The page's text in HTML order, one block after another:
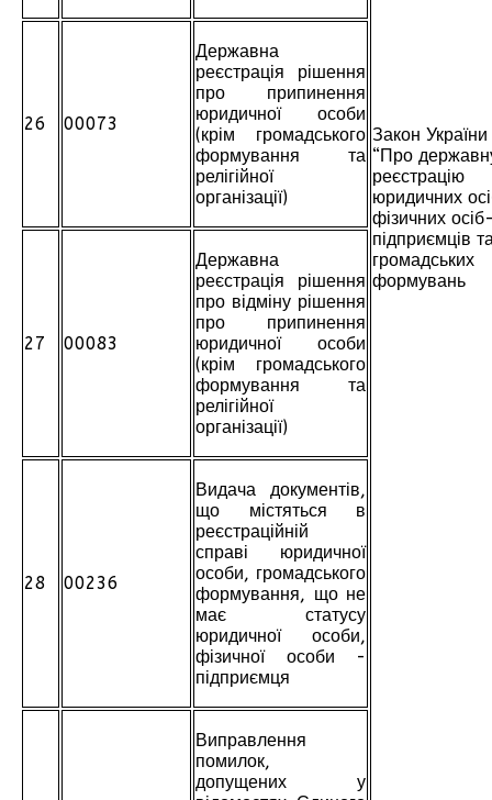
Закон України
“Про
реєстрацію
юридичних
фізичних
підприємців
громадських
формувань
26 00073
Державна
реєстрація рішення
про припинення
юридичної особи
(крім громадського
формування та
релігійної
організації)
27 00083
Державна
реєстрація рішення
про відміну рішення
про припинення
юридичної особи
(крім громадського
формування та
релігійної
організації)
28 00236
Видача документів,
що містяться в
реєстраційній
справі юридичної
особи, громадського
формування, що не
має статусу
юридичної особи,
фізичної особи -
підприємця
Виправлення
помилок,
допущених у